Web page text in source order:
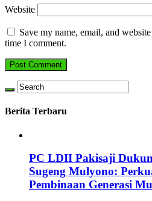
Website
Save my name, email, and
time I comment.
Berita Terbaru
PC LDII Pakisaji
Sugeng Mulyono:
Pembinaan Generasi